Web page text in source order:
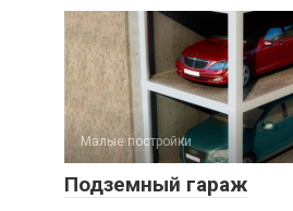
Малые постройки
Подземный гараж